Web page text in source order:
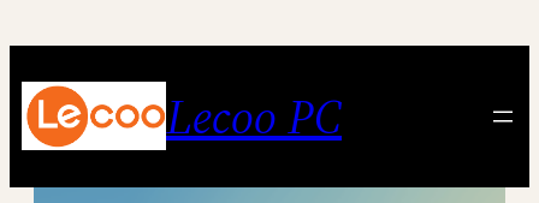
内
容
Lecoo PC